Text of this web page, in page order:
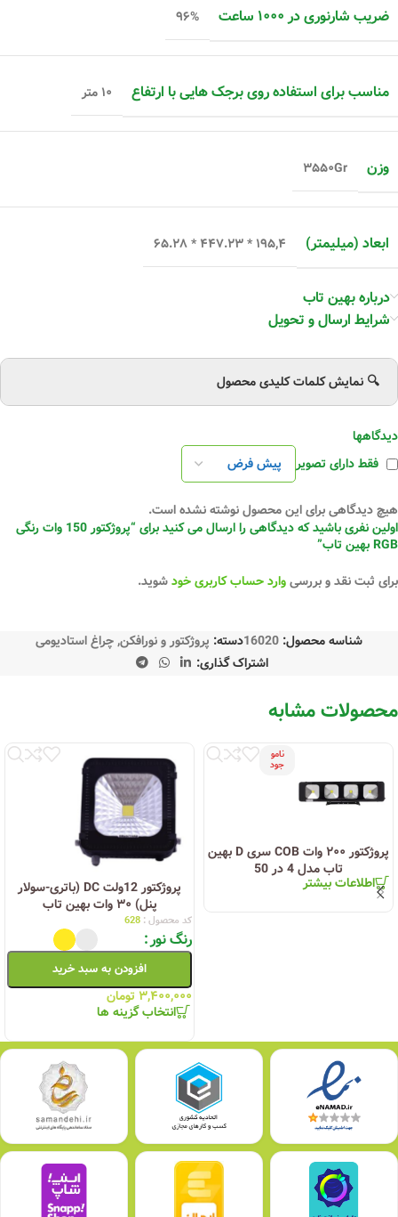
ضریب شارنوری در ۱۰۰۰ ساعت ۹۶%
مناسب برای استفاده روی برجک هایی با ارتفاع ۱۰ متر
وزن ۳۵۵۰Gr
ابعاد (میلیمتر) ۱۹۵,۴ * ۴۴۷.۲۳ * ۶۵.۲۸
درباره بهین تاب
شرایط ارسال و تحویل
🔍 نمایش کلمات کلیدی محصول
دیدگاهها
فقط دارای تصویر
هیچ دیدگاهی برای این محصول نوشته نشده است.
اولین نفری باشید که دیدگاهی را ارسال می کنید برای “پروژکتور 150 وات رنگی
RGB بهین تاب”
برای ثبت نقد و بررسیوارد حساب کاربری خودشوید.
شناسه محصول: 16020دسته: پروژکتور و نورافکن,چراغ استادیومی
اشتراک گذاری:
محصولات مشابه
نامو
جود
پروژکتور ۲۰۰ وات COB سری D بهین
تاب مدل 4 در 50
اطلاعات بیشتر
پروژکتور 12ولت DC (باتری-سولار
پنل) ۳۰ وات بهین تاب
کد محصول : 628
رنگ نور
افزودن به سبد خرید
۳,۴۰۰,۰۰۰ تومان
انتخاب گزینه ها